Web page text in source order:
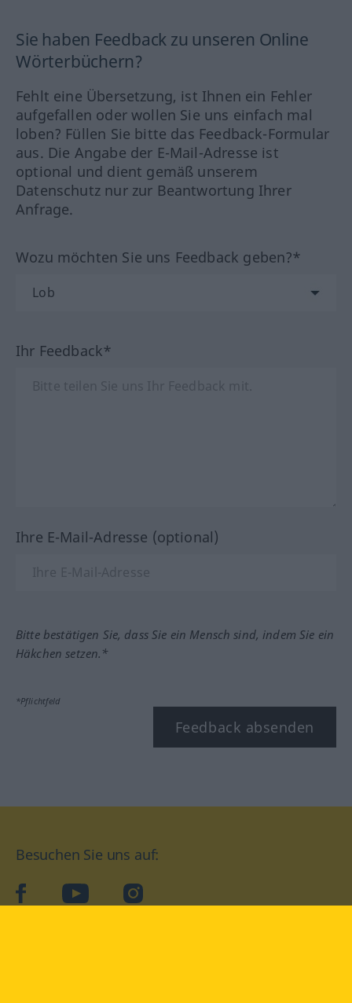
Sie haben Feedback zu unseren Online
Wörterbüchern?
Fehlt eine Übersetzung, ist Ihnen ein Fehler
aufgefallen oder wollen Sie uns einfach mal
loben? Füllen Sie bitte das Feedback-Formular
aus. Die Angabe der E-Mail-Adresse ist
optional und dient gemäß unserem
Datenschutz nur zur Beantwortung Ihrer
Anfrage.
Wozu möchten Sie uns Feedback geben?*
Ihr Feedback*
Ihre E-Mail-Adresse (optional)
Bitte bestätigen Sie, dass Sie ein Mensch sind, indem Sie ein
Häkchen setzen.*
*Pflichtfeld
Feedback absenden
Besuchen Sie uns auf:
facebookYouTube Instagram